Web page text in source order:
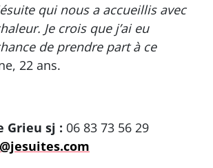
qui nous a accueillis avec
Je crois que j’ai eu
de prendre part à ce
22 ans.
Grieu sj : 06 83 73 56 29